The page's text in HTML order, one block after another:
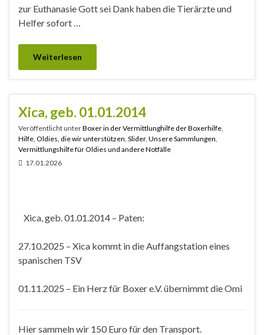
zur Euthanasie Gott sei Dank haben die Tierärzte und
Helfer sofort …
Weiterlesen
Xica, geb. 01.01.2014
Veröffentlicht unterBoxer in der Vermittlunghilfe der Boxerhilfe
Hilfe Oldies, die wir unterstützen Slider, Unsere Sammlungen
Vermittlungshilfe für Oldies und andere Notfälle
17.01.2026
Xica, geb. 01.01.2014 – Paten:
27.10.2025 – Xica kommt in die Auffangstation eines
spanischen TSV
01.11.2025 – Ein Herz für Boxer e.V. übernimmt die Omi
Hier sammeln wir 150 Euro für den Transport.